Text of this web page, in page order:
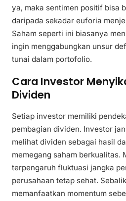
ya, maka sentimen positif bisa
daripada sekadar euforia
Saham seperti ini biasanya
ingin menggabungkan unsur
tunai dalam portofolio.
Cara Investor
Dividen
Setiap investor memiliki
pembagian dividen. Investor
melihat dividen sebagai hasil
memegang saham berkualitas.
terpengaruh fluktuasi jangka
perusahaan tetap sehat.
memanfaatkan momentum